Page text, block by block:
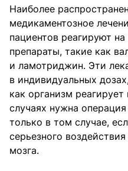
Наиболее
медикаментозное
пациентов реагируют
препараты, такие как
и ламотриджин. Эти
в индивидуальных
как организм
случаях нужна
только в том случае,
серьезного
мозга.